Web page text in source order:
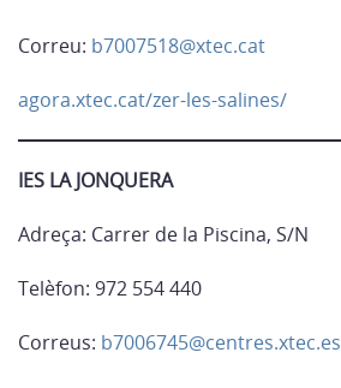
Correu: b7007518@xtec.cat
agora.xtec.cat/zer-les-salines/
IES LA JONQUERA
Adreça: Carrer de la Piscina, S/N
Telèfon: 972 554 440
Correus: b7006745@centres.xtec.es